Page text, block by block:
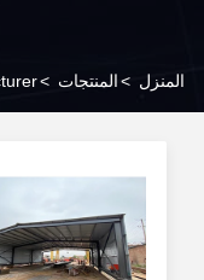
المنزل >المنتجات >